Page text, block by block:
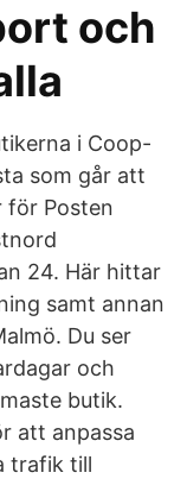
och
i Coop-
som går att
för Posten
24. Här hittar
samt annan
Du ser
och
butik.
att anpassa
trafik till